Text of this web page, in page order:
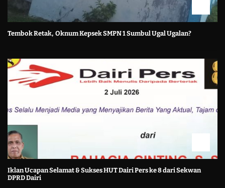
Tembok Retak, Oknum Kepsek SMPN 1 Sumbul Ugal Ugalan?
Iklan Ucapan Selamat & Sukses HUT Dairi Pers ke 8 dari Sekwan
DPRD Dairi